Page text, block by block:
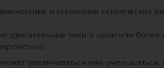
и статистике психических
двигательные тики и один или более
может увеличиваться или